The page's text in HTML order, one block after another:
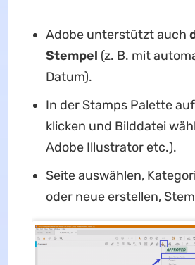
Adobe unterstützt auch
Stempel (z. B. mit
Datum).
In der Stamps Palette
klicken und Bilddatei
Adobe Illustrator etc.).
Seite auswählen,
oder neue erstellen,